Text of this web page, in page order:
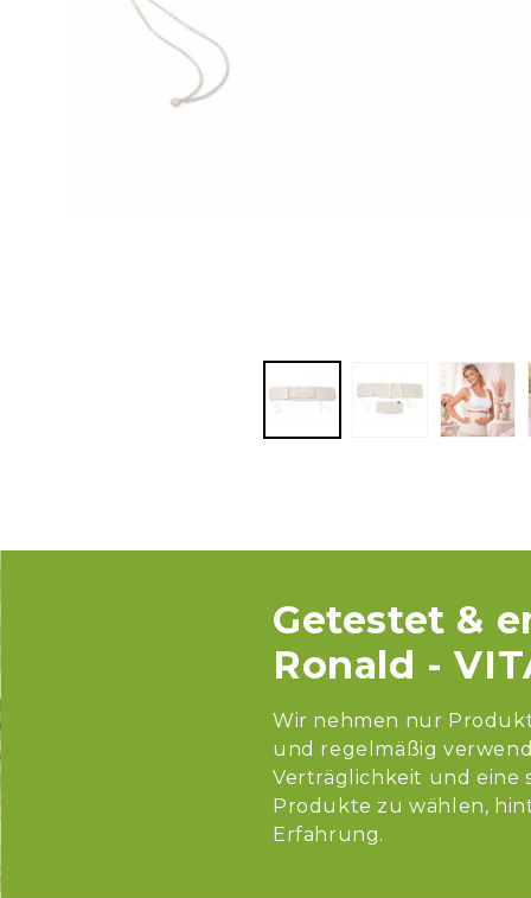
Getestet &
Ronald -
Wir nehmen nur
und regelmäßig
Verträglichkeit und eine
Produkte zu wählen,
Erfahrung.